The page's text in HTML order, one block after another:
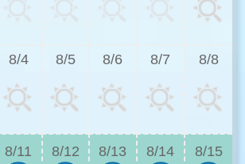
8/4 8/5 8/6 8/7 8/8
8/11 8/12 8/13 8/14 8/15